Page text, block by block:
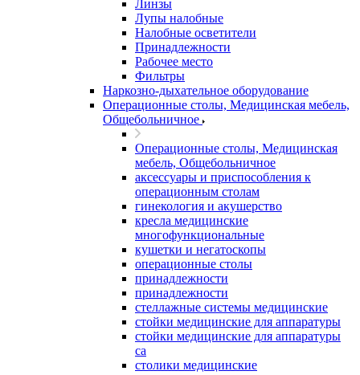
Линзы
Лупы налобные
Налобные осветители
Принадлежности
Рабочее место
Фильтры
Наркозно-дыхательное оборудование
Операционные столы, Медицинская мебель,
Общебольничное
Операционные столы, Медицинская
мебель, Общебольничное
аксессуары и приспособления к
операционным столам
гинекология и акушерство
кресла медицинские
многофункциональные
кушетки и негатоскопы
операционные столы
принадлежности
принадлежности
стеллажные системы медицинские
стойки медицинские для аппаратуры
стойки медицинские для аппаратуры
са
столики медицинские